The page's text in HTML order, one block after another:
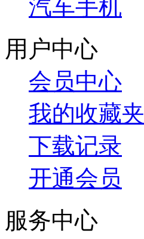
汽车手机
用户中心
会员中心
我的收藏夹
下载记录
开通会员
服务中心